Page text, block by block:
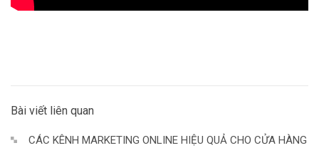
Bài viết liên quan
CÁC KÊNH MARKETING ONLINE HIỆU QUẢ CHO CỬA HÀNG